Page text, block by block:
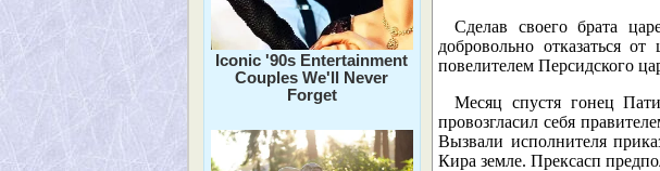
Iconic '90s Entertainment
Couples We'll Never
Forget
Сделав своего брата
добровольно отказаться
повелителем Персидского
Месяц спустя гонец
провозгласил себя
Вызвали исполнителя
Кира земле. Прексасп